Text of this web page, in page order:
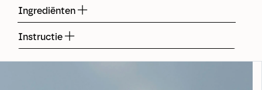
Ingrediënten
Instructie